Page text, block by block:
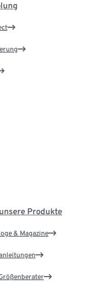
Produkte
& Magazine